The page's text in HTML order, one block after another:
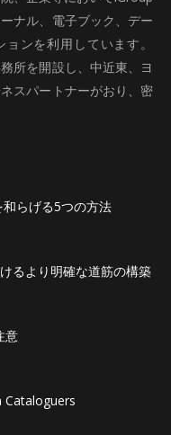
ナル、電子ブック、デー
ンを利用しています。
所を開設し、中近東、ヨ
スパートナーがおり、密
らげる5つの方法
るより明確な道筋の構築
意
Cataloguers